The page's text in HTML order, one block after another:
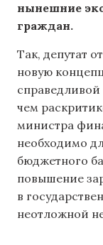
нынешние
граждан.
Так, депутат
новую
чем
министра
необходимо
бюджетного
повышение
в
неотложной